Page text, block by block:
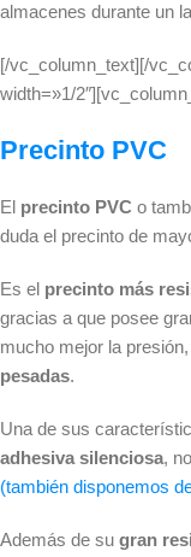
almacenes durante un
[/vc_column_text][/
width=»1/
Precinto PVC
El precinto PVC o
duda el precinto de
Es el precinto más
gracias a que posee
mucho mejor la
pesadas.
Una de sus
adhesiva silenciosa,
(también disponemos
Además de su gran